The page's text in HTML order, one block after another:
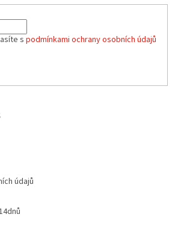
s podmínkami ochrany osobních údajů
údajů